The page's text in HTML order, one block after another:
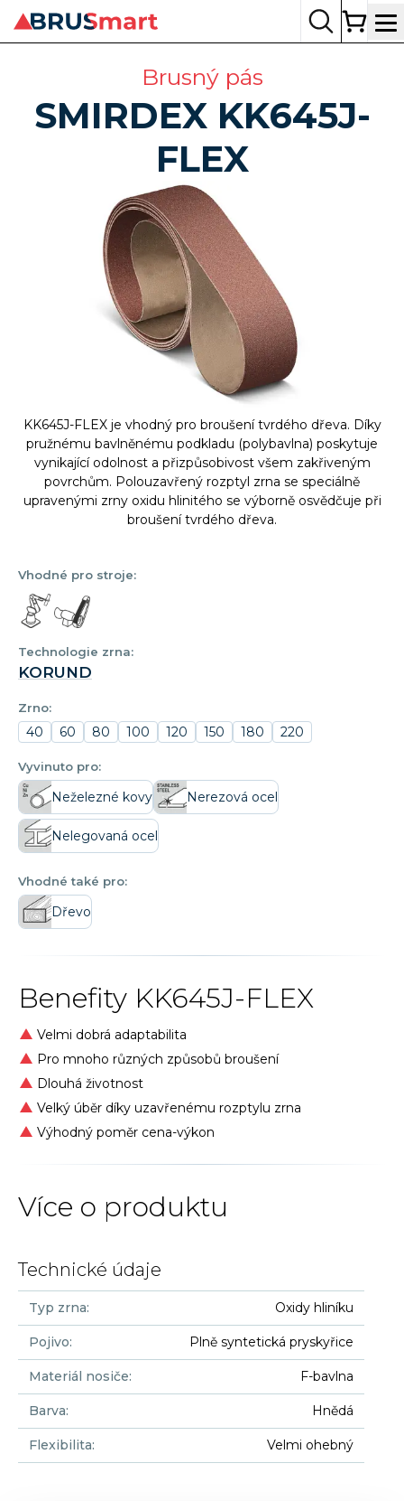
Brusný pás
SMIRDEX KK645J-
FLEX
KK645J-FLEX je vhodný pro broušení tvrdého dřeva. Díky
pružnému bavlněnému podkladu (polybavlna) poskytuje
vynikající odolnost a přizpůsobivost všem zakřiveným
povrchům. Polouzavřený rozptyl zrna se speciálně
upravenými zrny oxidu hlinitého se výborně osvědčuje při
broušení tvrdého dřeva.
Vhodné pro stroje:
Technologie zrna:
KORUND
Zrno:
40 60 80 100 120 150 180 220
Vyvinuto pro:
Neželezné kovy Nerezová ocel
Nelegovaná ocel
Vhodné také pro:
Dřevo
Benefity KK645J-FLEX
Velmi dobrá adaptabilita
Pro mnoho různých způsobů broušení
Dlouhá životnost
Velký úběr díky uzavřenému rozptylu zrna
Výhodný poměr cena-výkon
Více o produktu
Technické údaje
Typ zrna: Oxidy hliníku
Pojivo: Plně syntetická pryskyřice
Materiál nosiče: F-bavlna
Barva: Hnědá
Flexibilita: Velmi ohebný